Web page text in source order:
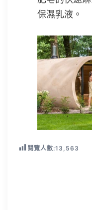
保濕乳液。
閱覽人數:13,563